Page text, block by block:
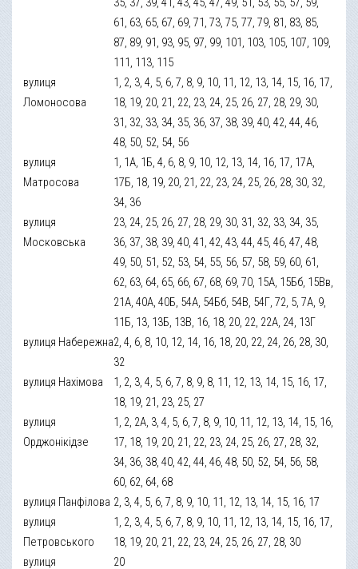
61, 63, 65, 67, 69, 71, 73, 75, 77, 79, 81, 83, 85,
87, 89, 91, 93, 95, 97, 99, 101, 103, 105, 107, 109,
111, 113, 115
вулиця
Ломоносова
1, 2, 3, 4, 5, 6, 7, 8, 9, 10, 11, 12, 13, 14, 15, 16, 17,
18, 19, 20, 21, 22, 23, 24, 25, 26, 27, 28, 29, 30,
31, 32, 33, 34, 35, 36, 37, 38, 39, 40, 42, 44, 46,
48, 50, 52, 54, 56
вулиця
Матросова
1, 1А, 1Б, 4, 6, 8, 9, 10, 12, 13, 14, 16, 17, 17А,
17Б, 18, 19, 20, 21, 22, 23, 24, 25, 26, 28, 30, 32,
34, 36
вулиця
Московська
23, 24, 25, 26, 27, 28, 29, 30, 31, 32, 33, 34, 35,
36, 37, 38, 39, 40, 41, 42, 43, 44, 45, 46, 47, 48,
49, 50, 51, 52, 53, 54, 55, 56, 57, 58, 59, 60, 61,
62, 63, 64, 65, 66, 67, 68, 69, 70, 15А, 15Бб, 15Вв,
21А, 40А, 40Б, 54А, 54Бб, 54В, 54Г, 72, 5, 7А, 9,
11Б, 13, 13Б, 13В, 16, 18, 20, 22, 22А, 24, 13Г
вулиця Набережна2, 4, 6, 8, 10, 12, 14, 16, 18, 20, 22, 24, 26, 28, 30,
32
вулиця Нахімова
1, 2, 3, 4, 5, 6, 7, 8, 9, 8, 11, 12, 13, 14, 15, 16, 17,
18, 19, 21, 23, 25, 27
вулиця
Орджонікідзе
1, 2, 2А, 3, 4, 5, 6, 7, 8, 9, 10, 11, 12, 13, 14, 15, 16,
17, 18, 19, 20, 21, 22, 23, 24, 25, 26, 27, 28, 32,
34, 36, 38, 40, 42, 44, 46, 48, 50, 52, 54, 56, 58,
60, 62, 64, 68
вулиця Панфілова 2, 3, 4, 5, 6, 7, 8, 9, 10, 11, 12, 13, 14, 15, 16, 17
вулиця
Петровського
1, 2, 3, 4, 5, 6, 7, 8, 9, 10, 11, 12, 13, 14, 15, 16, 17,
18, 19, 20, 21, 22, 23, 24, 25, 26, 27, 28, 30
вулиця
20